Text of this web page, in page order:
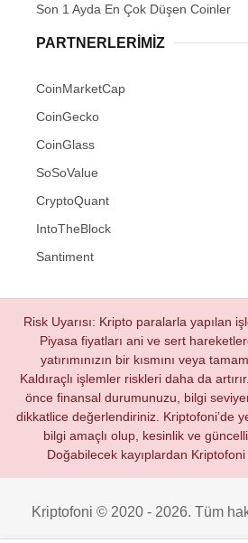
Son 1 Ayda En Çok Düşen Coinler
PARTNERLERIMIZ
CoinMarketCap
CoinGecko
CoinGlass
SoSoValue
CryptoQuant
IntoTheBlock
Santiment
Risk Uyarısı: Kripto paralarla yapılan
Piyasa fiyatları ani ve sert
yatırımınızın bir kısmını veya
Kaldıraçlı işlemler riskleri daha da
önce finansal durumunuzu, bilgi
dikkatlice değerlendiriniz. Kriptofoni’de
bilgi amaçlı olup, kesinlik ve
Doğabilecek kayıplardan
Kriptofoni © 2020 - 2026. Tüm